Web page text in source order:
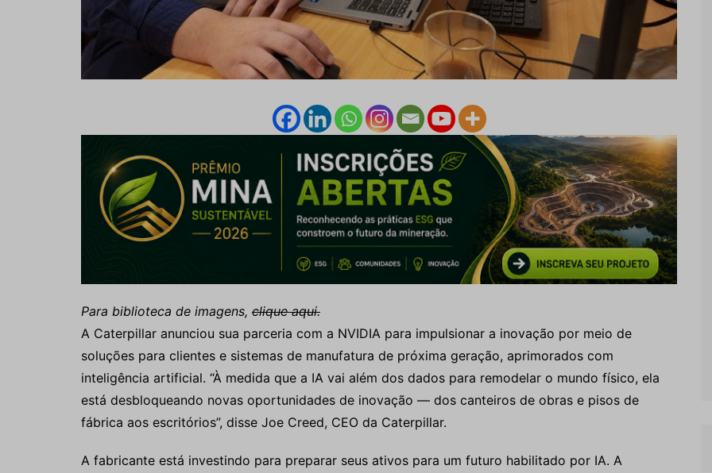
Para biblioteca de imagens, clique aqui.
A Caterpillar anunciou sua parceria com a NVIDIA para impulsionar a inovação por meio de
soluções para clientes e sistemas de manufatura de próxima geração, aprimorados com
inteligência artificial. “À medida que a IA vai além dos dados para remodelar o mundo físico, ela
está desbloqueando novas oportunidades de inovação — dos canteiros de obras e pisos de
fábrica aos escritórios”, disse Joe Creed, CEO da Caterpillar.
A fabricante está investindo para preparar seus ativos para um futuro habilitado por IA. A